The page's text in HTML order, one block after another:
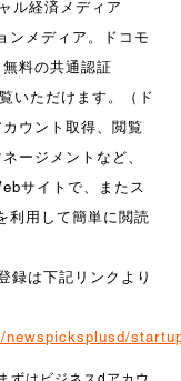
ル経済メディア
ンメディア。ドコモ
料の共通認証
いただけます。（ド
ウント取得、閲覧
ージメントなど、
サイトで、またス
利用して簡単に閲読
録は下記リンクより